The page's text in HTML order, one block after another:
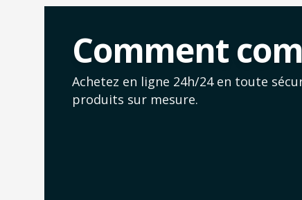
Comment
Achetez en ligne 24h/24 en toute
produits sur mesure.